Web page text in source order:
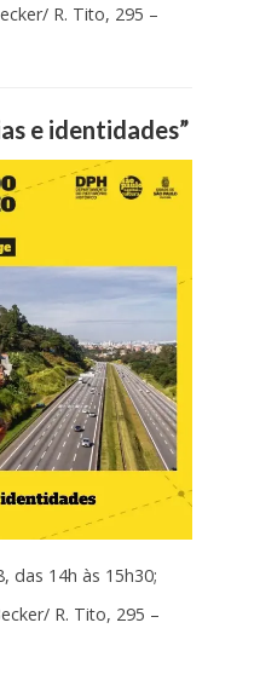
R. Tito, 295 –
e identidades”
das 14h às 15h30;
R. Tito, 295 –